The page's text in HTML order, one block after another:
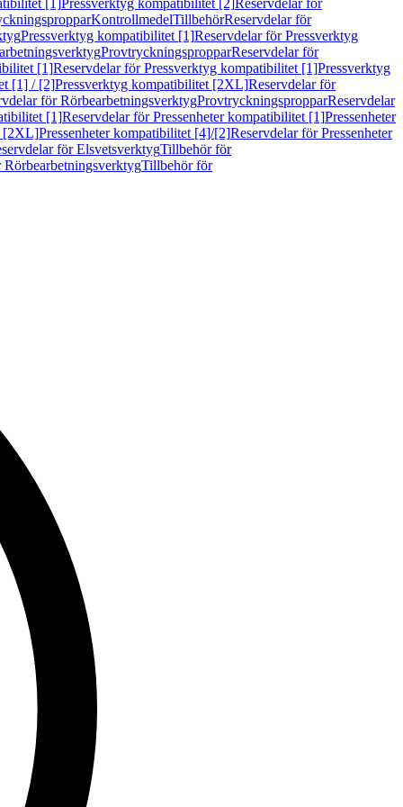
[1] Pressverktyg kompatibilitet [2] Reservdelar för
KontrollmedelTillbehörReservdelar för
Pressverktyg kompatibilitet [1]Reservdelar för Pressverktyg
ProvtryckningspropparReservdelar för
[1]Reservdelar för Pressverktyg kompatibilitet [1]Pressverktyg
[1] / [2]Pressverktyg kompatibilitet [2XL]Reservdelar för
för RörbearbetningsverktygProvtryckningspropparReservdelar
[1]Reservdelar för Pressenheter kompatibilitet [1]Pressenheter
[2XL]Pressenheter kompatibilitet [4]/[2]Reservdelar för Pressenheter
för ElsvetsverktygTillbehör för
RörbearbetningsverktygTillbehör för